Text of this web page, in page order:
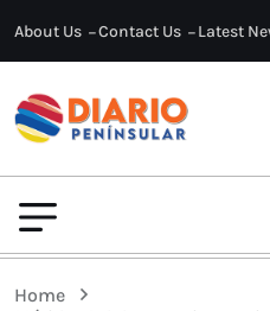
About Us Contact Us Latest
Home